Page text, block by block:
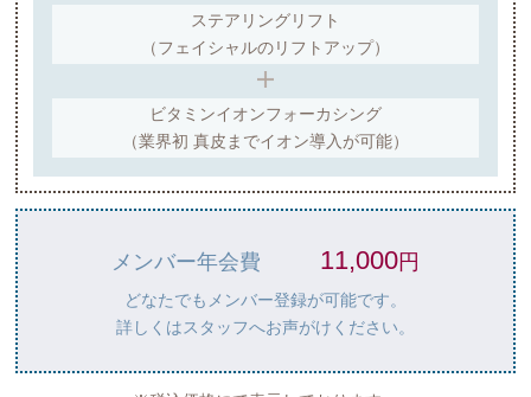
ステアリングリフト
（フェイシャルのリフトアップ）
ビタミンイオンフォーカシング
（業界初 真皮までイオン導入が可能）
メンバー年会費 11,000円
どなたでもメンバー登録が可能です。
詳しくはスタッフへお声がけください。